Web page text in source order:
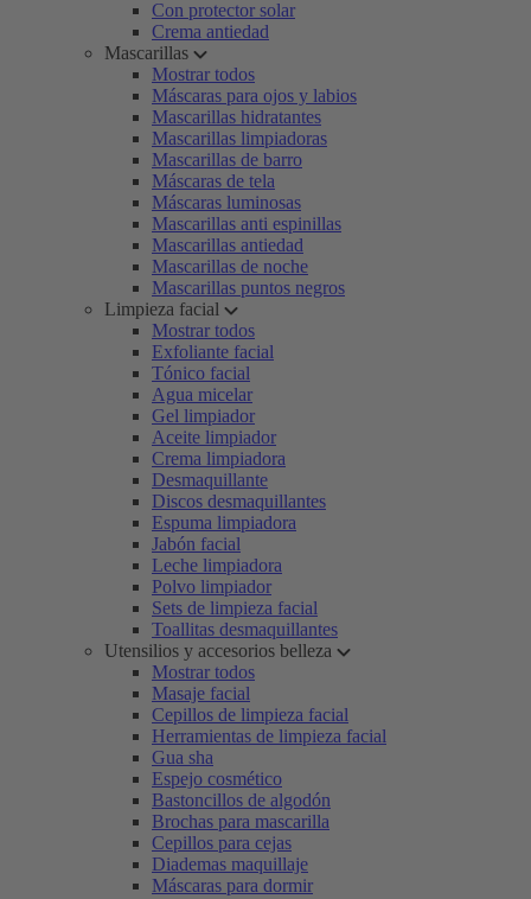
Con protector solar
Crema antiedad
Mascarillas
Mostrar todos
Máscaras para ojos y labios
Mascarillas hidratantes
Mascarillas limpiadoras
Mascarillas de barro
Máscaras de tela
Máscaras luminosas
Mascarillas anti espinillas
Mascarillas antiedad
Mascarillas de noche
Mascarillas puntos negros
Limpieza facial
Mostrar todos
Exfoliante facial
Tónico facial
Agua micelar
Gel limpiador
Aceite limpiador
Crema limpiadora
Desmaquillante
Discos desmaquillantes
Espuma limpiadora
Jabón facial
Leche limpiadora
Polvo limpiador
Sets de limpieza facial
Toallitas desmaquillantes
Utensilios y accesorios belleza
Mostrar todos
Masaje facial
Cepillos de limpieza facial
Herramientas de limpieza facial
Gua sha
Espejo cosmético
Bastoncillos de algodón
Brochas para mascarilla
Cepillos para cejas
Diademas maquillaje
Máscaras para dormir